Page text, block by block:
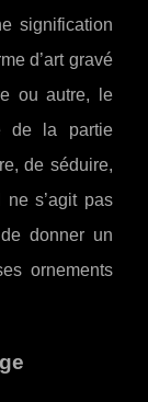
signification
d’art gravé
ou autre, le
de la partie
de séduire,
s’agit pas
donner un
ornements